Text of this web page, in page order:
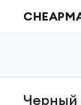
Черный силиконовый чехол SignumCase для iPhone 12/12 Pro Черный лаковый Герб